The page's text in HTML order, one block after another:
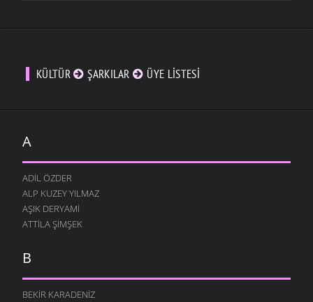
KÜLTÜR ŞARKILAR ÜYE LISTESI
A
ADIL ÖZDER
ALP KUZEY YILMAZ
AŞIK DERYAMI
ATTILA ŞIMŞEK
B
BEKIR KARADENIZ